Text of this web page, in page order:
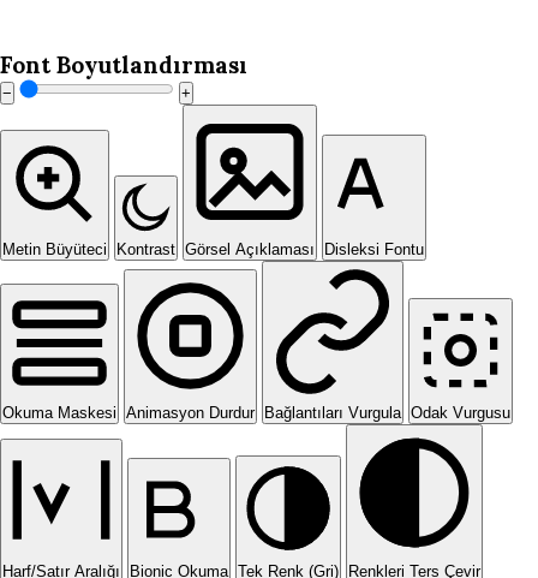
Font Boyutlandırması
− +
Metin Büyüteci Kontrast Görsel Açıklaması Disleksi Fontu
Okuma Maskesi Animasyon Durdur Bağlantıları Vurgula Odak Vurgusu
Harf/Satır Aralığı Bionic Okuma Tek Renk (Gri) Renkleri Ters Çevir